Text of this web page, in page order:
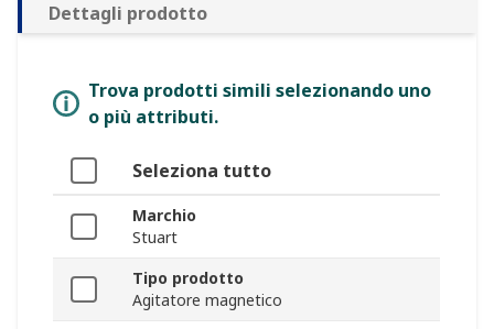
Dettagli prodotto
Trova prodotti simili selezionando uno
o più attributi.
Seleziona tutto
Marchio
Stuart
Tipo prodotto
Agitatore magnetico